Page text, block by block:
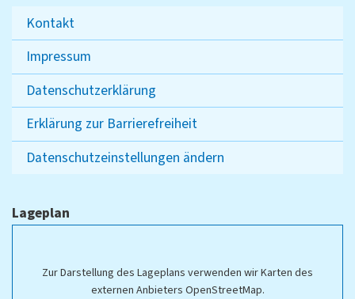
Kontakt
Impressum
Datenschutzerklärung
Erklärung zur Barrierefreiheit
Datenschutzeinstellungen ändern
Lageplan
Zur Darstellung des Lageplans verwenden wir Karten des
externen Anbieters OpenStreetMap.